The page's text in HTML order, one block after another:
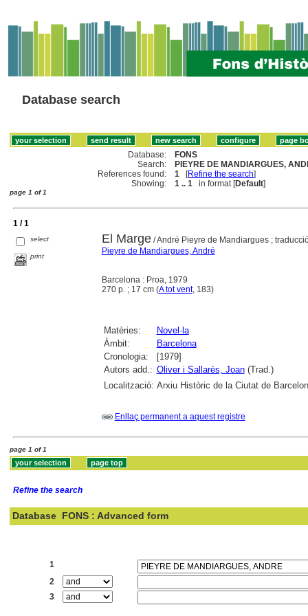
Database search
Database:
FONS
Search:
PIEYRE DE MANDIARGUES,
References found:
1 [Refine the search]
Showing:
1 .. 1 in format [Default]
page 1 of 1
1 / 1
select
print
El Marge/ André Pieyre de Mandiargues ;
Pieyre de Mandiargues, André
Barcelona : Proa, 1979
270 p. ; 17 cm (A tot vent, 183)
Matèries:
Novel·la
Àmbit:
Barcelona
Cronologia:
[1979]
Autors add.: Oliver i Sallarès, Joan(Trad.)
Localització: Arxiu Històric de la Ciutat de
Enllaç permanent a aquest registre
page 1 of 1
Refine the search
Database FONS : Advanced form
1
2
3